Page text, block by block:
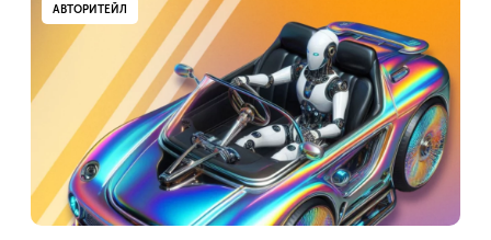
АВТОРИТЕЙЛ